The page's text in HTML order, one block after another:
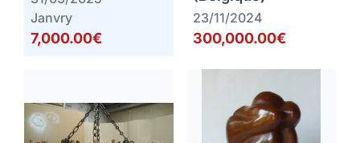
Janvry
7,000.00€
23/11/2024
300,000.00€